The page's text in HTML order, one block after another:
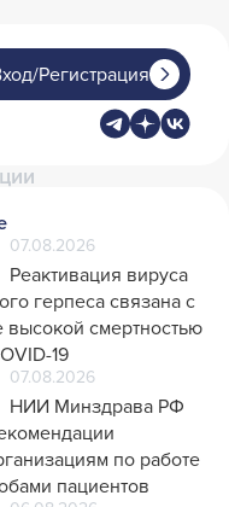
Регистрация
07.08.2026
Реактивация вируса
герпеса связана с
высокой смертностью
19
07.08.2026
НИИ Минздрава РФ
по работе
пациентов